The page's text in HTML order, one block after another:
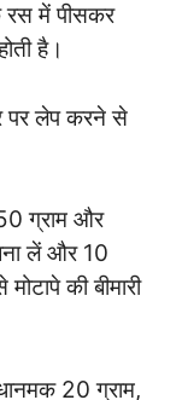
रस में पीसकर
है।
पर लेप करने से
ग्राम और
लें और 10
की बीमारी
20 ग्राम,